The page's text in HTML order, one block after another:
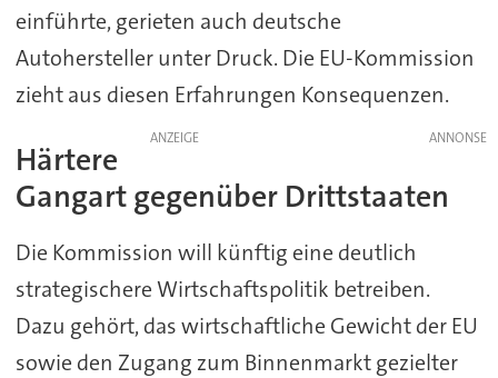
einführte, gerieten auch deutsche
Autohersteller unter Druck. Die EU-Kommission
zieht aus diesen Erfahrungen Konsequenzen.
ANZEIGE
Härtere
Gangart gegenüber Drittstaaten
Die Kommission will künftig eine deutlich
strategischere Wirtschaftspolitik betreiben.
Dazu gehört, das wirtschaftliche Gewicht der EU
sowie den Zugang zum Binnenmarkt gezielter